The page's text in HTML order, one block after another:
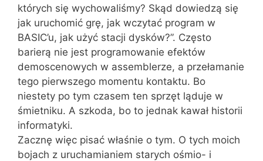
których się wychowaliśmy? Skąd dowiedzą się
jak uruchomić grę, jak wczytać program w
BASIC’u, jak użyć stacji dysków?”. Często
barierą nie jest programowanie efektów
demoscenowych w assemblerze, a przełamanie
tego pierwszego momentu kontaktu. Bo
niestety po tym czasem ten sprzęt ląduje w
śmietniku. A szkoda, bo to jednak kawał historii
informatyki.
Zacznę więc pisać właśnie o tym. O tych moich
bojach z uruchamianiem starych ośmio- i